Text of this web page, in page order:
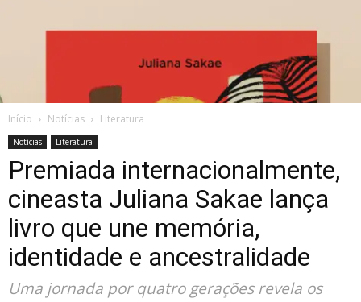
Início Notícias Literatura
Notícias Literatura
Premiada internacionalmente,
cineasta Juliana Sakae lança
livro que une memória,
identidade e ancestralidade
Uma jornada por quatro gerações revela os